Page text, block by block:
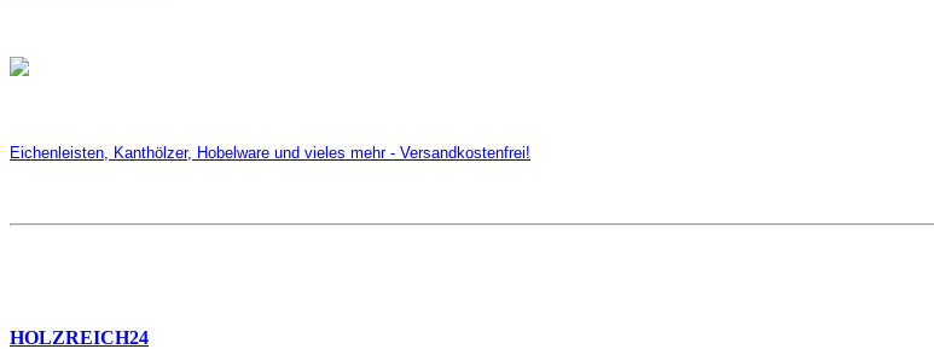
Eichenleisten, Kanthölzer, Hobelware und vieles mehr - Versandkostenfrei!
HOLZREICH24